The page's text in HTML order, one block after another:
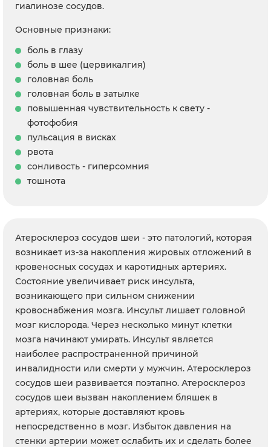
гиалинозе сосудов.
Основные признаки:
боль в глазу
боль в шее (цервикалгия)
головная боль
головная боль в затылке
повышенная чувствительность к свету -
фотофобия
пульсация в висках
рвота
сонливость - гиперсомния
тошнота
Атеросклероз сосудов шеи - это патологий, которая
возникает из-за накопления жировых отложений в
кровеносных сосудах и каротидных артериях.
Состояние увеличивает риск инсульта,
возникающего при сильном снижении
кровоснабжения мозга. Инсульт лишает головной
мозг кислорода. Через несколько минут клетки
мозга начинают умирать. Инсульт является
наиболее распространенной причиной
инвалидности или смерти у мужчин. Атеросклероз
сосудов шеи развивается поэтапно. Атеросклероз
сосудов шеи вызван накоплением бляшек в
артериях, которые доставляют кровь
непосредственно в мозг. Избыток давления на
стенки артерии может ослабить их и сделать более